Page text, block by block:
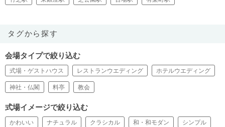
タグから探す
会場タイプで絞り込む
式場・ゲストハウス レストランウエディング ホテルウエディング
神社・仏閣 料亭 教会
式場イメージで絞り込む
かわいい ナチュラル クラシカル 和・和モダン シンプル